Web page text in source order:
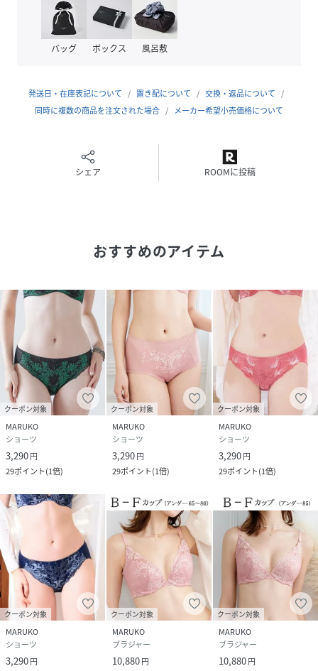
浅履きタイプなのにヒップ下まで包まれる長さに設計してい
るので、くい込みにくく形も美しいショーツです。
マチ内側は綿100％を使用
ブルー、ネイビー
◆洗濯に関する注意事項
※色落ち・色移りのおそれがありますので、他のものと一緒
に洗わないでください。
※長時間濡れた状態で放置しないでください。
くい込まないパンツくい込みにくい快適レディース 女性
スタンダード パンティ レース 詩集 美尻 下着
補整ランジェリー 補正 補整 クリスマス デート ラン
ジェリー 勝負下着
ベトナム
ナイロン・ポリウレタン・その他
マチ肌側は綿100％を使用
サイズ S、M、L、LL、3L
品番
QY3098_12425
バッグ ボックス 風呂敷
発送日・在庫表記について 置き配について
交換・返品について
同時に複数の商品を注文された場合
メーカー希望小売価格について
シェア ROOMに投稿
おすすめのアイテム
クーポン対象
MARUKO
ショーツ
3,290円
29ポイント(1倍)
クーポン対象
MARUKO
ショーツ
3,290円
29ポイント(1倍)
クーポン対象
MARUKO
ショーツ
3,290円
29ポイント(1倍)
クーポン対象
MARUKO
ショーツ
3,290円
クーポン対象
MARUKO
ブラジャー
10,880円
クーポン対象
MARUKO
ブラジャー
10,880円